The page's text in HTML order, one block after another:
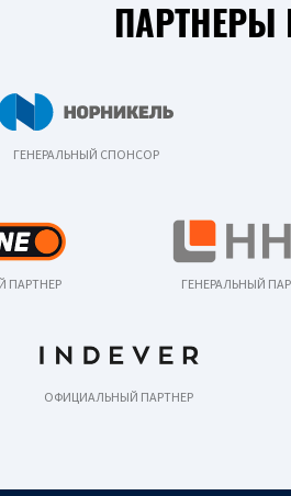
ПАРТНЕРЫ
ГЕНЕРАЛЬНЫЙ СПОНСОР
ПАРТНЕР ГЕНЕРАЛЬНЫЙ
ОФИЦИАЛЬНЫЙ ПАРТНЕР